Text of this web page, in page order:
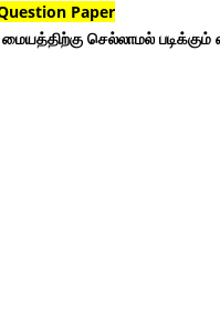
Paper
செல்லாமல்